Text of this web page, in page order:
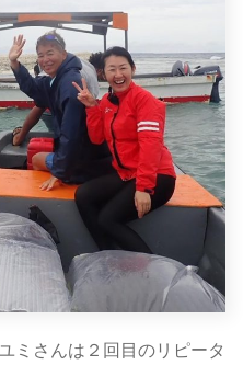
ミさんは２回目のリピータ